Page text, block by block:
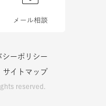
メール相談
シーポリシー
サイトマップ
reserved.